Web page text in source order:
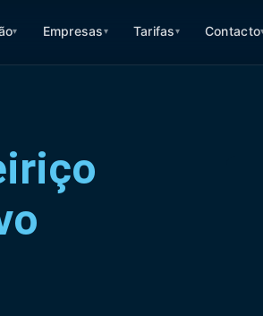
▾ Empresas▾ Tarifas▾ Contacto